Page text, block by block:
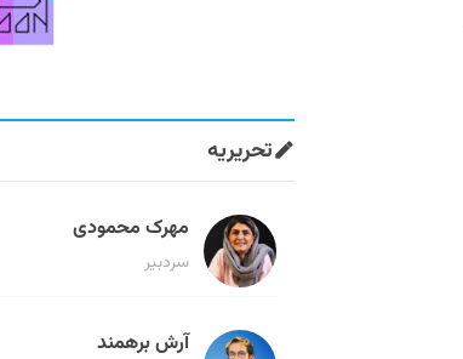
تحریریه
مهرک محمودی
سردبیر
آرش برهمند